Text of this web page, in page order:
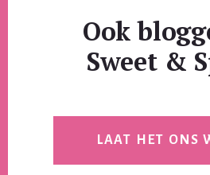
Ook
Sweet &
LAAT HET ONS